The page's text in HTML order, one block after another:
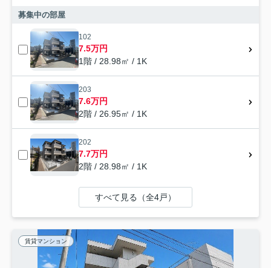
募集中の部屋
102
7.5万円
1階 / 28.98㎡ / 1K
203
7.6万円
2階 / 26.95㎡ / 1K
202
7.7万円
2階 / 28.98㎡ / 1K
すべて見る（全4戸）
賃貸マンション